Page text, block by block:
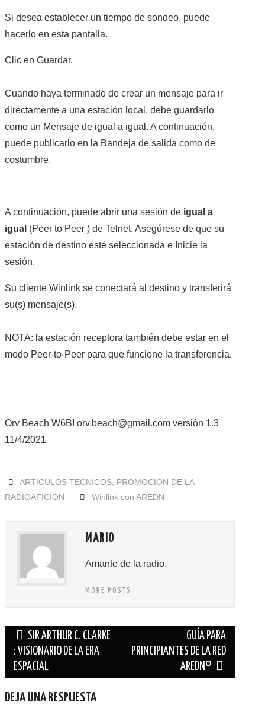
Si desea establecer un tiempo de sondeo, puede
hacerlo en esta pantalla.
Clic en Guardar.
Cuando haya terminado de crear un mensaje para ir
directamente a una estación local, debe guardarlo
como un Mensaje de igual a igual. A continuación,
puede publicarlo en la Bandeja de salida como de
costumbre.
A continuación, puede abrir una sesión de igual a
igual (Peer to Peer ) de Telnet. Asegúrese de que su
estación de destino esté seleccionada e Inicie la
sesión.
Su cliente Winlink se conectará al destino y transferirá
su(s) mensaje(s).
NOTA: la estación receptora también debe estar en el
modo Peer-to-Peer para que funcione la transferencia.
Orv Beach W6BI orv.beach@gmail.com versión 1.3
11/4/2021
ARTICULOS TECNICOS PROMOCION DE LA
RADIOAFICION
Winlink con AREDN
MARIO
Amante de la radio.
MORE POSTS
Navegación
de
entradas
SIR ARTHUR C. CLARKE
: VISIONARIO DE LA ERA
ESPACIAL
GUÍA PARA
PRINCIPIANTES DE LA RED
AREDN®
DEJA UNA RESPUESTA